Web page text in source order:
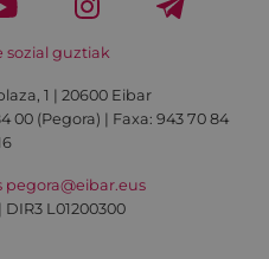
sozial guztiak
1 | 20600 Eibar
00 (Pegora) | Faxa: 943 70 84
pegora@eibar.eus
DIR3 L01200300